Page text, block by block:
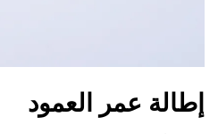
إطالة عمر العمود